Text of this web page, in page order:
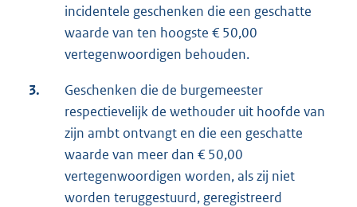
incidentele geschenken die een geschatte
waarde van ten hoogste € 50,00
vertegenwoordigen behouden.
3.
Geschenken die de burgemeester
respectievelijk de wethouder uit hoofde van
zijn ambt ontvangt en die een geschatte
waarde van meer dan € 50,00
vertegenwoordigen worden, als zij niet
worden teruggestuurd, geregistreerd